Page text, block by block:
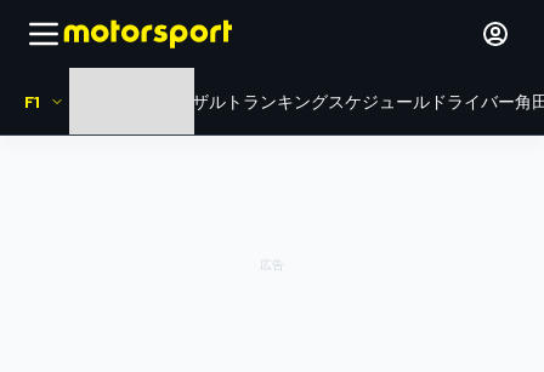
F1 リザルト ランキングスケジュール ドライバー角